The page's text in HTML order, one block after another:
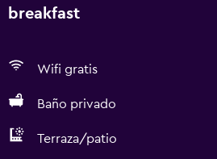
breakfast
Wifi gratis
Baño privado
Terraza/patio